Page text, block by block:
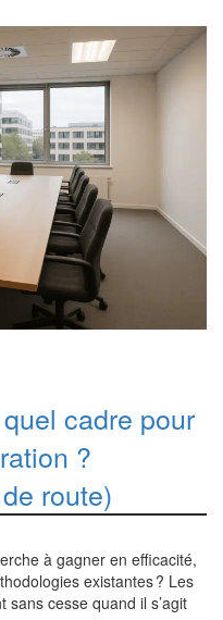
cadre pour
?
route)
à gagner en efficacité,
existantes ? Les
cesse quand il s’agit